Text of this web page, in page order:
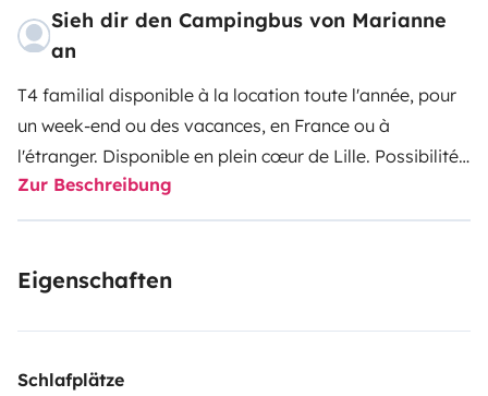
Sieh dir den Campingbus von Marianne
an
T4 familial disponible à la location toute l'année, pour
un week-end ou des vacances, en France ou à
l'étranger. Disponible en plein cœur de Lille. Possibilité
de garer votre véhicule personnel dans un garage sous
terrain sécurisé le temps de la location. Possibilité de
de Lesquin.
Zur Beschreibung
Eigenschaften
Schlafplätze